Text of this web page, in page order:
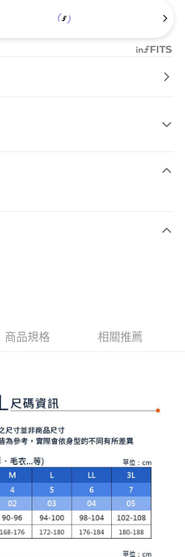
」，訂單成立後會自動跳轉到大哥付的交易
分期的期數、繳款截止日，確認付款後即完
用金額請依後續交易確認頁面所載為準。
確認交易或遇審核未通過，訂單將自動取
況，表示未達大哥付你分期系統評分，恕無
大哥付你分期」於每月結算日後寄送繳費提
選擇「超商條碼／台灣大直營門市／銀行轉
」等通路繳費。
之後才付款」的支付方式。 讓您購物簡單
認證，即可結帳。
，再付款。
】
享後付」後，將跳轉至「AFTEE先享後付」
金額後，即可完成結帳。
繳費通知簡訊。
，點擊此簡訊中的連結，可透過四大超商／
商品規格 相關推薦